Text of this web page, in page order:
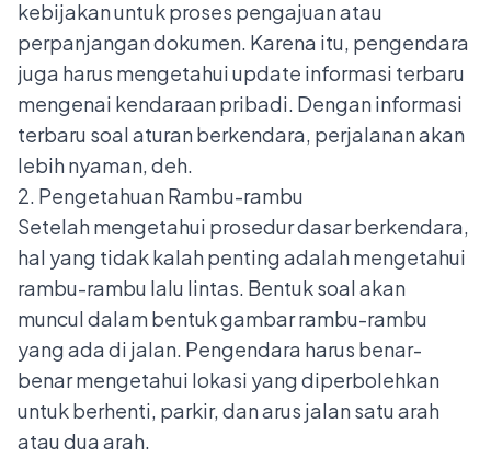
kebijakan untuk proses pengajuan atau
perpanjangan dokumen. Karena itu, pengendara
juga harus mengetahui update informasi terbaru
mengenai kendaraan pribadi. Dengan informasi
terbaru soal aturan berkendara, perjalanan akan
lebih nyaman, deh.
2. Pengetahuan Rambu-rambu
Setelah mengetahui prosedur dasar berkendara,
hal yang tidak kalah penting adalah mengetahui
rambu-rambu lalu lintas. Bentuk soal akan
muncul dalam bentuk gambar rambu-rambu
yang ada di jalan. Pengendara harus benar-
benar mengetahui lokasi yang diperbolehkan
untuk berhenti, parkir, dan arus jalan satu arah
atau dua arah.